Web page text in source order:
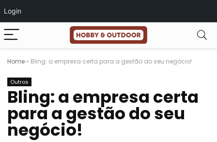
Login
Home » Bling: a empresa certa para a gestão do seu negócio!
Outros
Bling: a empresa certa
para a gestão do seu
negócio!